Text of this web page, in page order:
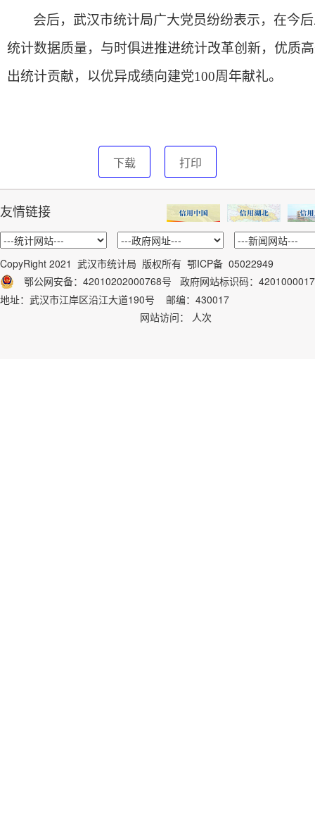
会后，武汉市统计局广大党员纷纷表示，在今
统计数据质量，与时俱进推进统计改革创新，优质
出统计贡献，以优异成绩向建党100周年献礼。
下载 打印
友情链接
CopyRight 2021 武汉市统计局 版权所有 鄂ICP备 05022949
鄂公网安备：42010202000768号 政府网站标识码： 4201000017
地址：武汉市江岸区沿江大道190号 邮编：430017
网站访问： 人次